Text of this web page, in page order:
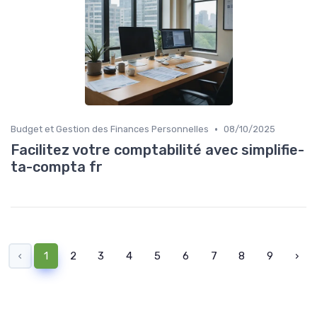
Budget et Gestion des Finances Personnelles • 08/10/2025
Facilitez votre comptabilité avec simplifie-
ta-compta fr
‹ 1 2 3 4 5 6 7 8 9 ›